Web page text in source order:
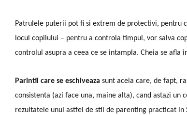
Patrulele puterii pot fi si extrem de protectivi, pentru
locul copilului – pentru a controla timpul, vor salva
controlul asupra a ceea ce se intampla. Cheia se afla
Parintii care se eschiveaza sunt aceia care, de fapt,
consistenta (azi face una, maine alta), cand astazi
rezultatele unui astfel de stil de parenting practicat in